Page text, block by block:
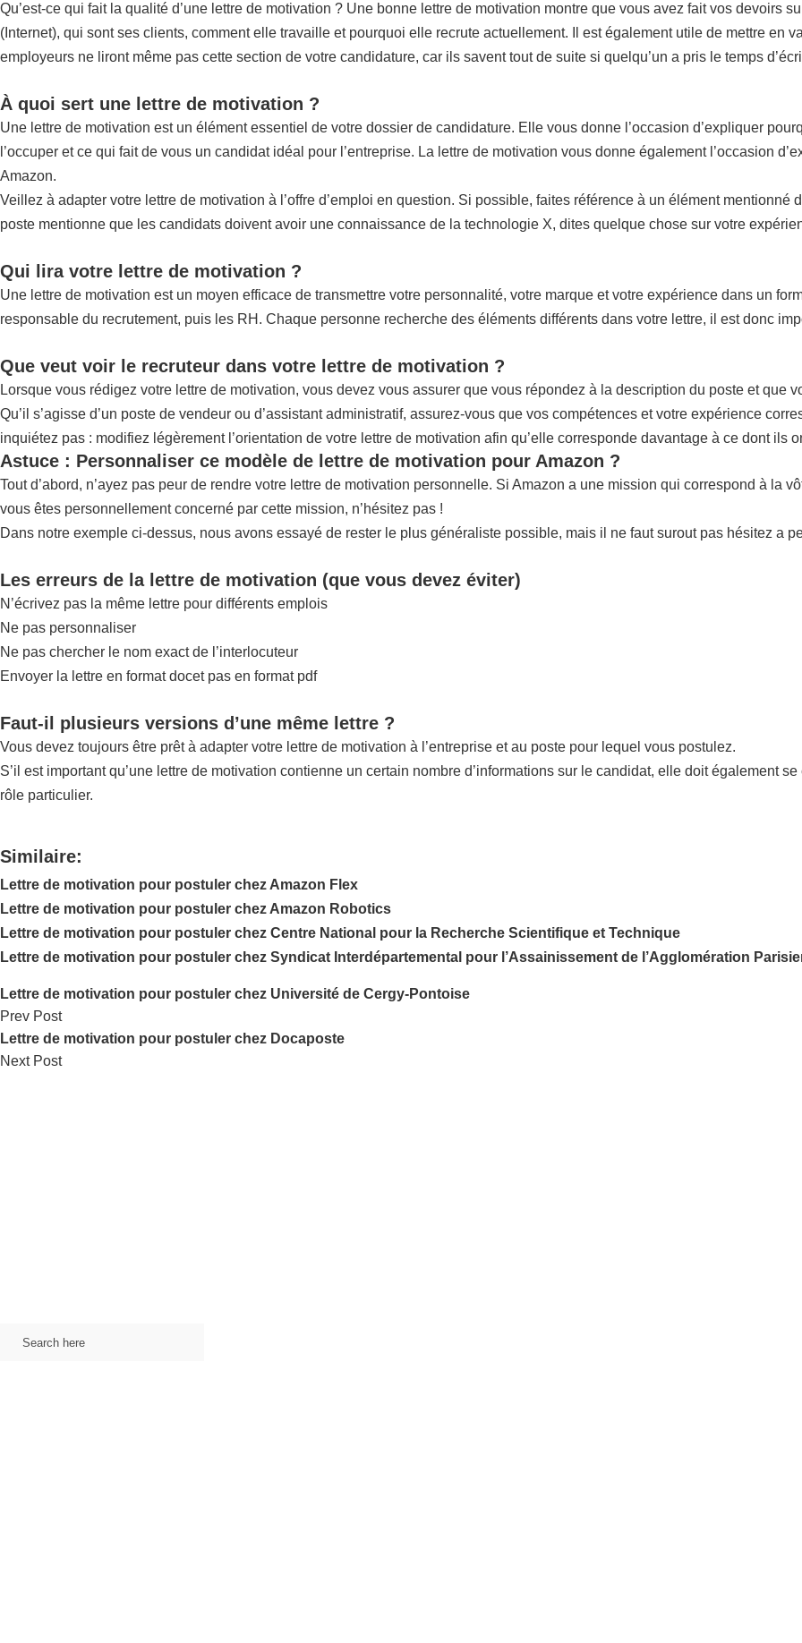
Qu’est-ce qui fait la qualité d’une lettre de motivation ? Une bonne lettre de motivation montre que vous avez fait vos devoirs
(Internet), qui sont ses clients, comment elle travaille et pourquoi elle recrute actuellement. Il est également utile de mettre en
employeurs ne liront même pas cette section de votre candidature, car ils savent tout de suite si quelqu’un a pris le temps
À quoi sert une lettre de motivation ?
Une lettre de motivation est un élément essentiel de votre dossier de candidature. Elle vous donne l’occasion d’expliquer
l’occuper et ce qui fait de vous un candidat idéal pour l’entreprise. La lettre de motivation vous donne également l’occasion
Amazon.
Veillez à adapter votre lettre de motivation à l’offre d’emploi en question. Si possible, faites référence à un élément
poste mentionne que les candidats doivent avoir une connaissance de la technologie X, dites quelque chose sur votre
Qui lira votre lettre de motivation ?
Une lettre de motivation est un moyen efficace de transmettre votre personnalité, votre marque et votre expérience dans un
responsable du recrutement, puis les RH. Chaque personne recherche des éléments différents dans votre lettre, il est donc
Que veut voir le recruteur dans votre lettre de motivation ?
Lorsque vous rédigez votre lettre de motivation, vous devez vous assurer que vous répondez à la description du poste et que
Qu’il s’agisse d’un poste de vendeur ou d’assistant administratif, assurez-vous que vos compétences et votre expérience
inquiétez pas : modifiez légèrement l’orientation de votre lettre de motivation afin qu’elle corresponde davantage à ce dont ils
Astuce : Personnaliser ce modèle de lettre de motivation pour Amazon ?
Tout d’abord, n’ayez pas peur de rendre votre lettre de motivation personnelle. Si Amazon a une mission qui correspond à la
vous êtes personnellement concerné par cette mission, n’hésitez pas !
Dans notre exemple ci-dessus, nous avons essayé de rester le plus généraliste possible, mais il ne faut surout pas hésitez a
Les erreurs de la lettre de motivation (que vous devez éviter)
N’écrivez pas la même lettre pour différents emplois
Ne pas personnaliser
Ne pas chercher le nom exact de l’interlocuteur
Envoyer la lettre en format docet pas en format pdf
Faut-il plusieurs versions d’une même lettre ?
Vous devez toujours être prêt à adapter votre lettre de motivation à l’entreprise et au poste pour lequel vous postulez.
S’il est important qu’une lettre de motivation contienne un certain nombre d’informations sur le candidat, elle doit également
rôle particulier.
Similaire:
Lettre de motivation pour postuler chez Amazon Flex
Lettre de motivation pour postuler chez Amazon Robotics
Lettre de motivation pour postuler chez Centre National pour la Recherche Scientifique et Technique
Lettre de motivation pour postuler chez Syndicat Interdépartemental pour l’Assainissement de l’Agglomération
Lettre de motivation pour postuler chez Université de Cergy-Pontoise
Prev Post
Lettre de motivation pour postuler chez Docaposte
Next Post